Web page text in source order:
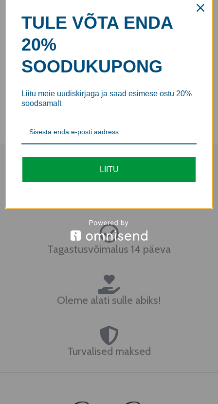
Tagastusvõimalus 14 päeva
Oleme alati sulle abiks!
Turvalised maksed
TULE VÕTA ENDA
20%
SOODUKUPONG
Liitu meie uudiskirjaga ja saad esimese ostu 20%
soodsamalt
LIITU